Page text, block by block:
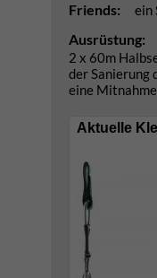
Friends: ein
Ausrüstung:
2 x 60m
der Sanierung
eine
Aktuelle